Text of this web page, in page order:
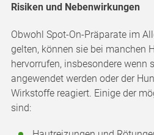
Risiken und Nebenwirkungen
Obwohl Spot-On-Präparate im
gelten, können sie bei manchen
hervorrufen, insbesondere wenn
angewendet werden oder der
Wirkstoffe reagiert. Einige der
sind: